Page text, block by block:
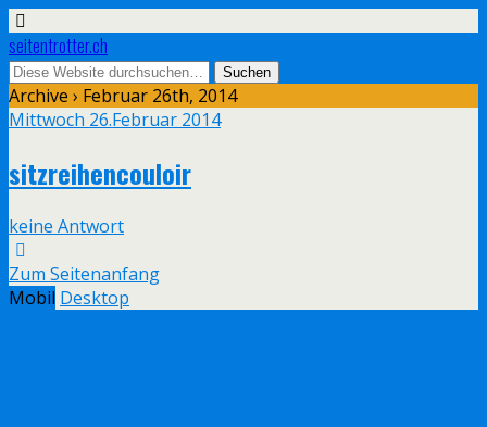
seitentrotter.ch
Archive › Februar 26th, 2014
Mittwoch 26.Februar 2014
sitzreihencouloir
keine Antwort
Zum Seitenanfang
Mobil Desktop